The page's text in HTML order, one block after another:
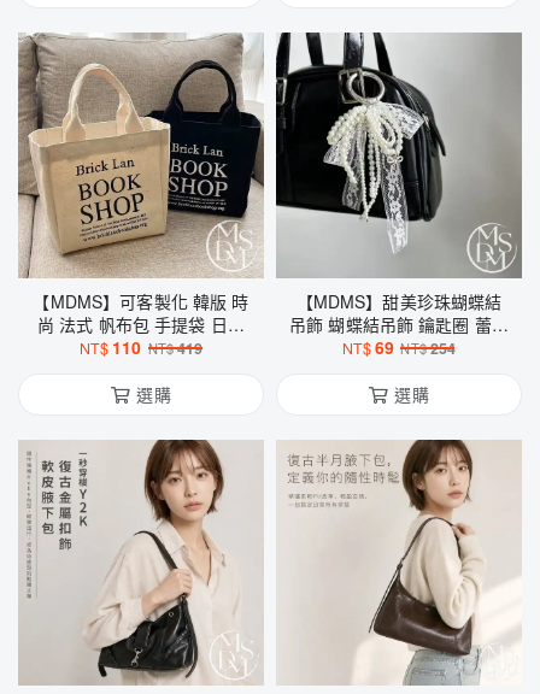
【MDMS】可客製化 韓版 時
尚 法式 帆布包 手提袋 日式
小包 學生飯盒袋 便當袋 遛彎
NT$ 110 NT$419
選購
【MDMS】甜美珍珠蝴蝶結
吊飾 蝴蝶結吊飾 鑰匙圈 蕾絲
包包掛件 韓系少女配件 韓系
NT$69 NT$254
選購